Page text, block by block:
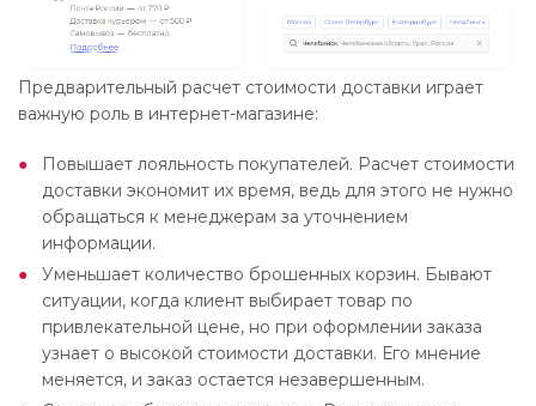
Предварительный расчет стоимости доставки играет
важную роль в интернет-магазине:
Повышает лояльность покупателей. Расчет стоимости
доставки экономит их время, ведь для этого не нужно
обращаться к менеджерам за уточнением
информации.
Уменьшает количество брошенных корзин. Бывают
ситуации, когда клиент выбирает товар по
привлекательной цене, но при оформлении заказа
узнает о высокой стоимости доставки. Его мнение
меняется, и заказ остается незавершенным.